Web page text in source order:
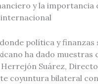
y la importancia
política y
ha dado
Suárez,
coyuntura bilateral